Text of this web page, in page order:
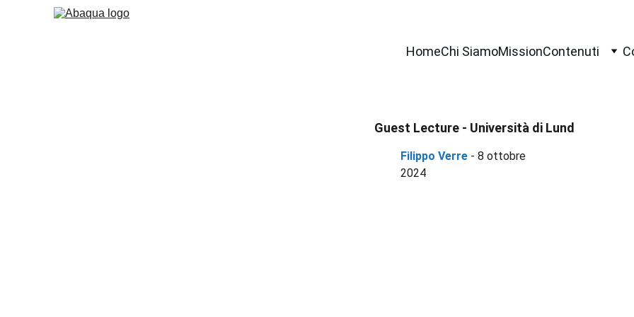
HomeChi SiamoMissionContenuti
Guest Lecture - Università di Lund
Filippo Verre - 8 ottobre
2024